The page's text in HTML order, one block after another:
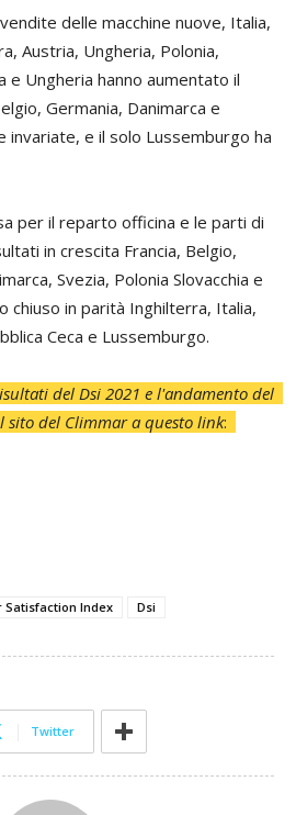
delle macchine nuove, Italia,
Austria, Ungheria, Polonia,
e Ungheria hanno aumentato il
Germania, Danimarca e
invariate, e il solo Lussemburgo ha
per il reparto officina e le parti di
in crescita Francia, Belgio,
Svezia, Polonia Slovacchia e
chiuso in parità Inghilterra, Italia,
Ceca e Lussemburgo.
del Dsi 2021 e l'andamento del
sito del Climmar a questo link:
Satisfaction Index Dsi
Twitter